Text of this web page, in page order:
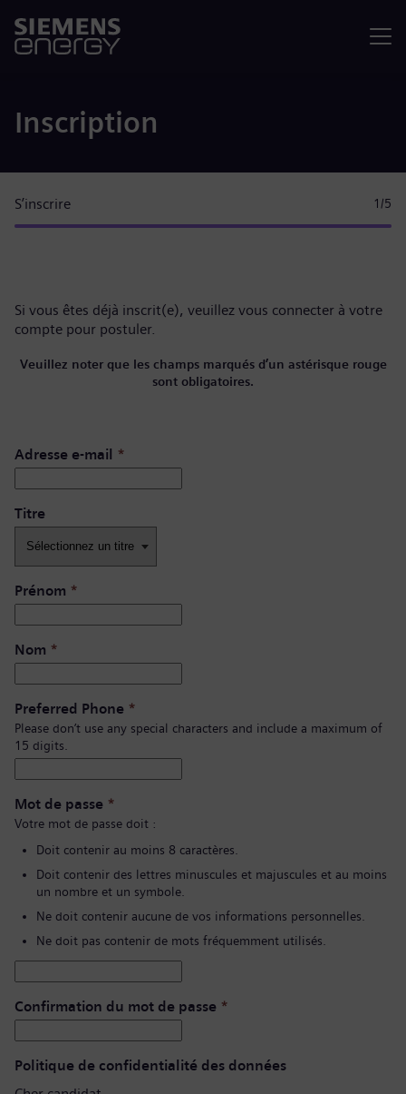
Inscription
S’inscrire 1 /5
Si vous êtes déjà inscrit(e), veuillez vous connecter à votre
compte pour postuler.
Veuillez noter que les champs marqués d’un astérisque rouge
sont obligatoires.
Adresse e-mail *
Titre
Prénom *
Nom *
Preferred Phone *
Please don’t use any special characters and include a maximum of
15 digits.
Mot de passe *
Votre mot de passe doit :
Doit contenir au moins 8 caractères.
Doit contenir des lettres minuscules et majuscules et au moins
un nombre et un symbole.
Ne doit contenir aucune de vos informations personnelles.
Ne doit pas contenir de mots fréquemment utilisés.
Confirmation du mot de passe *
Politique de confidentialité des données